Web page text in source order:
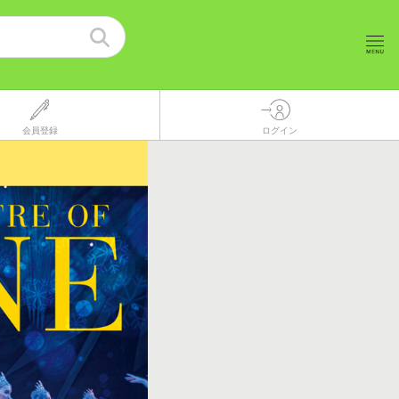
会員登録 ログイン